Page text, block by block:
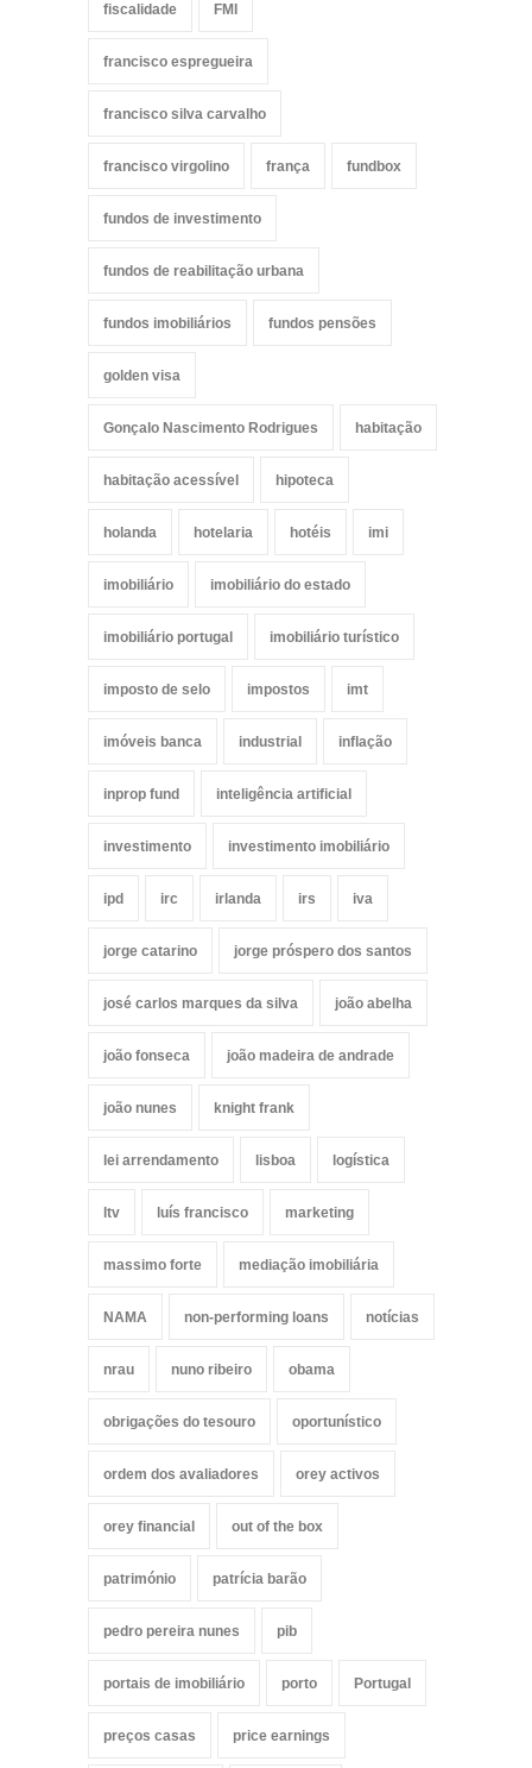
fiscalidade FMI
francisco espregueira
francisco silva carvalho
francisco virgolino frança fundbox
fundos de investimento
fundos de reabilitação urbana
fundos imobiliários fundos pensões
golden visa
Gonçalo Nascimento Rodrigues habitação
habitação acessível hipoteca
holanda hotelaria hotéis imi
imobiliário imobiliário do estado
imobiliário portugal imobiliário turístico
imposto de selo impostos imt
imóveis banca industrial inflação
inprop fund inteligência artificial
investimento investimento imobiliário
ipd irc irlanda irs iva
jorge catarino jorge próspero dos santos
josé carlos marques da silva joão abelha
joão fonseca joão madeira de andrade
joão nunes knight frank
lei arrendamento lisboa logística
ltv luís francisco marketing
massimo forte mediação imobiliária
NAMA non-performing loans notícias
nrau nuno ribeiro obama
obrigações do tesouro oportunístico
ordem dos avaliadores orey activos
orey financial out of the box
património patrícia barão
pedro pereira nunes pib
portais de imobiliário porto Portugal
preços casas price earnings